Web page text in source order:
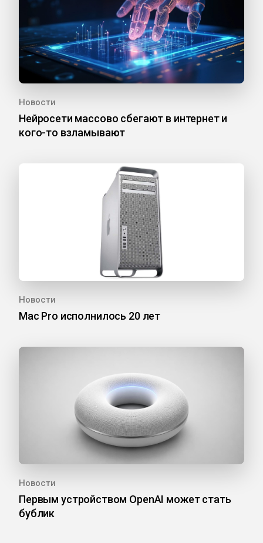
Новости
Нейросети массово сбегают в интернет и
кого-то взламывают
Новости
Mac Pro исполнилось 20 лет
Новости
Первым устройством OpenAI может стать
бублик